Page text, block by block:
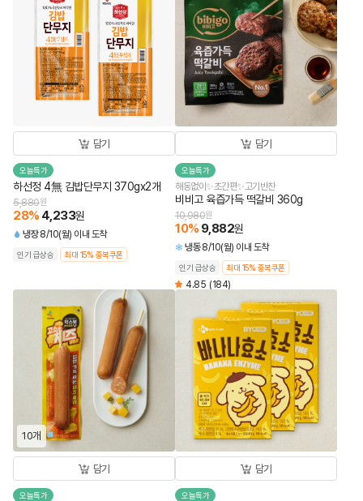
담기
오늘특가
하선정 4無 김밥단무지 370gx2개
5,880원
28% 4,233원
냉장 8/10(월) 이내 도착
인기 급상승 최대 15% 중복쿠폰
담기
오늘특가
해동없이✨초간편✨고기반찬
비비고 육즙가득 떡갈비 360g
10,980원
10% 9,882원
냉동 8/10(월) 이내 도착
인기 급상승 최대 15% 중복쿠폰
4.85 (184)
10개
담기
오늘특가
담기
오늘특가